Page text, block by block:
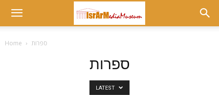
Museum
Home ספרות
ספרות
LATEST